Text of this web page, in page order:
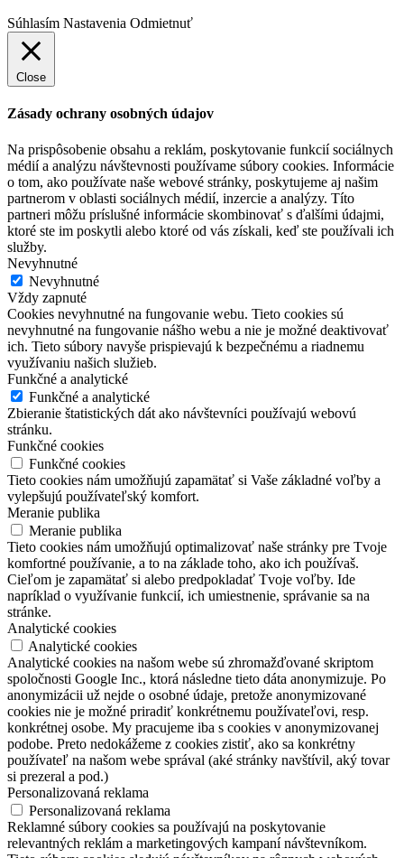
Súhlasím Nastavenia Odmietnuť
Close
Zásady ochrany osobných údajov
Na prispôsobenie obsahu a reklám, poskytovanie funkcií sociálnych
médií a analýzu návštevnosti používame súbory cookies. Informácie
o tom, ako používate naše webové stránky, poskytujeme aj našim
partnerom v oblasti sociálnych médií, inzercie a analýzy. Títo
partneri môžu príslušné informácie skombinovať s ďalšími údajmi,
ktoré ste im poskytli alebo ktoré od vás získali, keď ste používali ich
služby.
Nevyhnutné
Nevyhnutné
Vždy zapnuté
Cookies nevyhnutné na fungovanie webu. Tieto cookies sú
nevyhnutné na fungovanie nášho webu a nie je možné deaktivovať
ich. Tieto súbory navyše prispievajú k bezpečnému a riadnemu
využívaniu našich služieb.
Funkčné a analytické
Funkčné a analytické
Zbieranie štatistických dát ako návštevníci používajú webovú
stránku.
Funkčné cookies
Funkčné cookies
Tieto cookies nám umožňujú zapamätať si Vaše základné voľby a
vylepšujú používateľský komfort.
Meranie publika
Meranie publika
Tieto cookies nám umožňujú optimalizovať naše stránky pre Tvoje
komfortné používanie, a to na základe toho, ako ich používaš.
Cieľom je zapamätať si alebo predpokladať Tvoje voľby. Ide
napríklad o využívanie funkcií, ich umiestnenie, správanie sa na
stránke.
Analytické cookies
Analytické cookies
Analytické cookies na našom webe sú zhromažďované skriptom
spoločnosti Google Inc., ktorá následne tieto dáta anonymizuje. Po
anonymizácii už nejde o osobné údaje, pretože anonymizované
cookies nie je možné priradiť konkrétnemu používateľovi, resp.
konkrétnej osobe. My pracujeme iba s cookies v anonymizovanej
podobe. Preto nedokážeme z cookies zistiť, ako sa konkrétny
používateľ na našom webe správal (aké stránky navštívil, aký tovar
si prezeral a pod.)
Personalizovaná reklama
Personalizovaná reklama
Reklamné súbory cookies sa používajú na poskytovanie
relevantných reklám a marketingových kampaní návštevníkom.